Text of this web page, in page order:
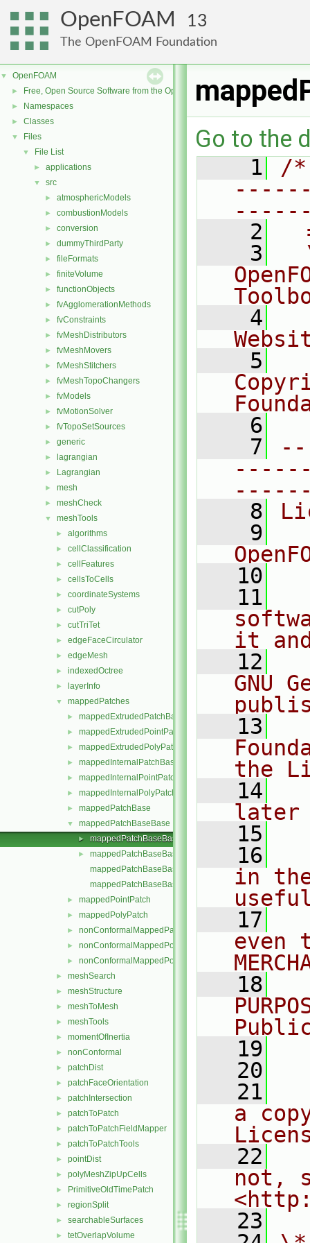
OpenFOAM 13
The OpenFOAM Foundation
▼ OpenFOAM
► Free, Open Source Software from the OpenFOAM Foundation
► Namespaces
► Classes
▼ Files
▼ File List
► applications
▼ src
► atmosphericModels
► combustionModels
► conversion
► dummyThirdParty
► fileFormats
► finiteVolume
► functionObjects
► fvAgglomerationMethods
► fvConstraints
► fvMeshDistributors
► fvMeshMovers
► fvMeshStitchers
► fvMeshTopoChangers
► fvModels
► fvMotionSolver
► fvTopoSetSources
► generic
► lagrangian
► Lagrangian
► mesh
► meshCheck
▼ meshTools
► algorithms
► cellClassification
► cellFeatures
► cellsToCells
► coordinateSystems
► cutPoly
► cutTriTet
► edgeFaceCirculator
► edgeMesh
► indexedOctree
► layerInfo
▼ mappedPatches
► mappedExtrudedPatchBase
► mappedExtrudedPointPatch
► mappedExtrudedPolyPatch
► mappedInternalPatchBase
► mappedInternalPointPatch
► mappedInternalPolyPatch
► mappedPatchBase
▼ mappedPatchBaseBase
► mappedPatchBaseBase.C
►
mappedPatchBaseBase.H
mappedPatchBaseBaseI.H
mappedPatchBaseBaseTemplates.C
► mappedPointPatch
► mappedPolyPatch
► nonConformalMappedPatchBase
► nonConformalMappedPointPatch
► nonConformalMappedPolyPatch
► meshSearch
► meshStructure
► meshToMesh
► meshTools
► momentOfInertia
► nonConformal
► patchDist
► patchFaceOrientation
► patchIntersection
► patchToPatch
► patchToPatchFieldMapper
► patchToPatchTools
► pointDist
► polyMeshZipUpCells
► PrimitiveOldTimePatch
► regionSplit
► searchableSurfaces
► tetOverlapVolume
Go to the
    1
/
    2
    3
    4
    5
    6
    7
    8
    9
   10
   11
it
   12
GNU
   13
the
   14
later
   15
   16
in
   17
even
   18
   19
   20
   21
a
   22
not,
   23